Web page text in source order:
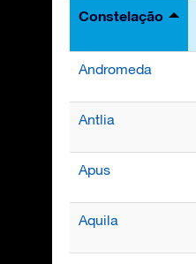
Constelação
Andromeda
Antlia
Apus
Aquila